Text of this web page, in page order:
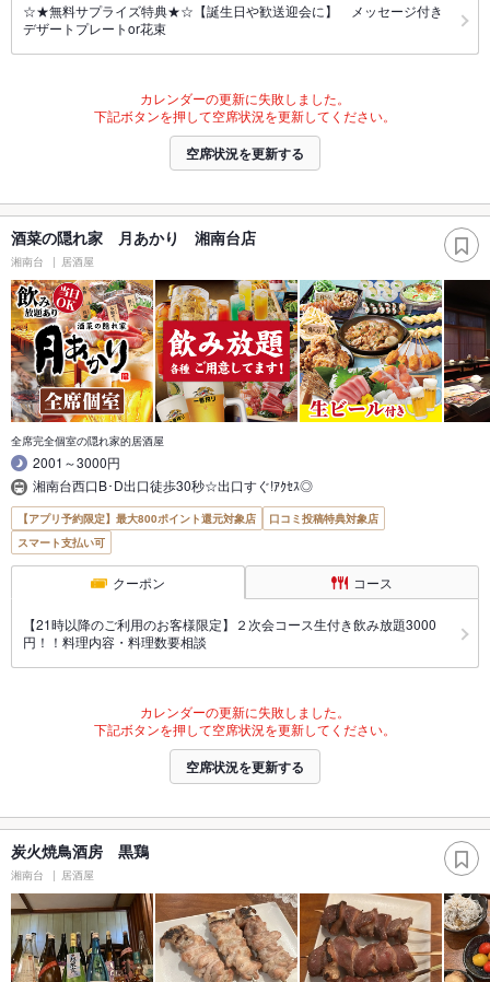
☆★無料サプライズ特典★☆【誕生日や歓送迎会に】 メッセージ付き
デザートプレートor花束
カレンダーの更新に失敗しました。
下記ボタンを押して空席状況を更新してください。
空席状況を更新する
酒菜の隠れ家 月あかり 湘南台店
湘南台 居酒屋
全席完全個室の隠れ家的居酒屋
2001～3000円
湘南台西口B･D出口徒歩30秒☆出口すぐ!ｱｸｾｽ◎
【アプリ予約限定】最大800ポイント還元対象店
口コミ投稿特典対象店
スマート支払い可
クーポン コース
【21時以降のご利用のお客様限定】２次会コース生付き飲み放題3000
円！！料理内容・料理数要相談
カレンダーの更新に失敗しました。
下記ボタンを押して空席状況を更新してください。
空席状況を更新する
炭火焼鳥酒房 黒鶏
湘南台 居酒屋